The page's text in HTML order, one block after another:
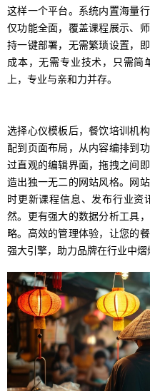
这样一个平台。系统内置海量
仅功能全面，覆盖课程展示、
持一键部署，无需繁琐设置，
成本，无需专业技术，只需简
上，专业与亲和力并存。
选择心仪模板后，餐饮培训机
配到页面布局，从内容编排到
过直观的编辑界面，拖拽之间
造出独一无二的网站风格。网
时更新课程信息、发布行业资
然。更有强大的数据分析工具
略。高效的管理体验，让您的
强大引擎，助力品牌在行业中熠